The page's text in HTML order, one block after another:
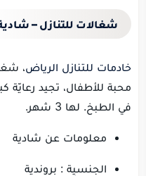
شغالات للتنازل –
خادمات للتنازل الرياض،
محبة للأطفال، تجيد رعايّة
في الطبخ. لها 3 شهر.
معلومات عن شادية
الجنسيٍة : بروندية